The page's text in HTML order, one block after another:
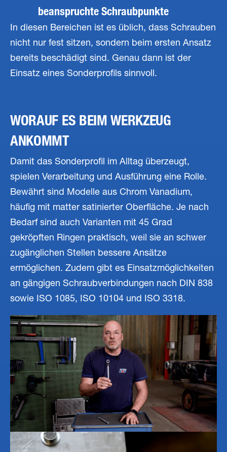
beanspruchte Schraubpunkte
In diesen Bereichen ist es üblich, dass Schrauben
nicht nur fest sitzen, sondern beim ersten Ansatz
bereits beschädigt sind. Genau dann ist der
Einsatz eines Sonderprofils sinnvoll.
WORAUF ES BEIM WERKZEUG
ANKOMMT
Damit das Sonderprofil im Alltag überzeugt,
spielen Verarbeitung und Ausführung eine Rolle.
Bewährt sind Modelle aus Chrom Vanadium,
häufig mit matter satinierter Oberfläche. Je nach
Bedarf sind auch Varianten mit 45 Grad
gekröpften Ringen praktisch, weil sie an schwer
zugänglichen Stellen bessere Ansätze
ermöglichen. Zudem gibt es Einsatzmöglichkeiten
an gängigen Schraubverbindungen nach DIN 838
sowie ISO 1085, ISO 10104 und ISO 3318.